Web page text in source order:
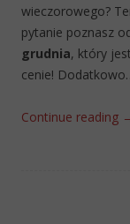
wieczorowego?
pytanie poznasz
grudnia, który
cenie!
Continue reading